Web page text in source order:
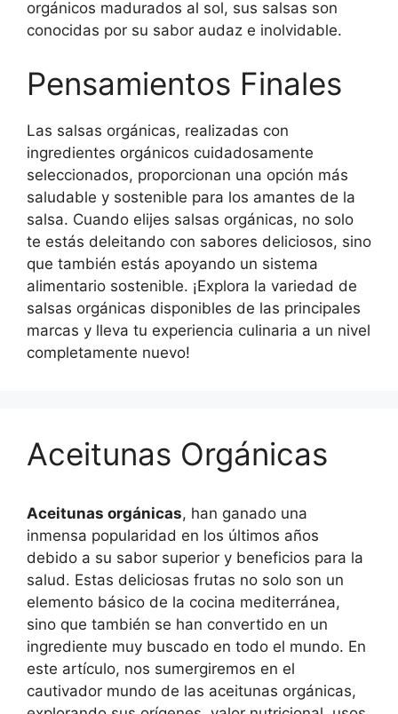
orgánicos madurados al sol, sus salsas son
conocidas por su sabor audaz e inolvidable.
Pensamientos Finales
Las salsas orgánicas, realizadas con
ingredientes orgánicos cuidadosamente
seleccionados, proporcionan una opción más
saludable y sostenible para los amantes de la
salsa. Cuando elijes salsas orgánicas, no solo
te estás deleitando con sabores deliciosos, sino
que también estás apoyando un sistema
alimentario sostenible. ¡Explora la variedad de
salsas orgánicas disponibles de las principales
marcas y lleva tu experiencia culinaria a un nivel
completamente nuevo!
Aceitunas Orgánicas
Aceitunas orgánicas, han ganado una
inmensa popularidad en los últimos años
debido a su sabor superior y beneficios para la
salud. Estas deliciosas frutas no solo son un
elemento básico de la cocina mediterránea,
sino que también se han convertido en un
ingrediente muy buscado en todo el mundo. En
este artículo, nos sumergiremos en el
cautivador mundo de las aceitunas orgánicas,